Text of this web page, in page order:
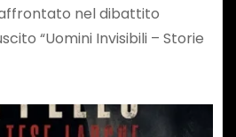
nel dibattito
“Uomini Invisibili – Storie